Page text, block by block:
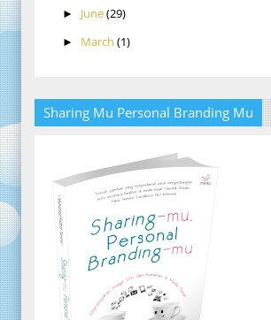
► June(29)
► March (1)
Sharing Mu Personal Branding Mu